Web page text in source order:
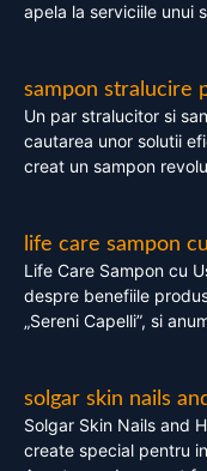
apela la serviciile unui
sampon stralucire
Un par stralucitor si
cautarea unor solutii
creat un sampon
life care sampon
Life Care Sampon cu
despre benefiile
„Sereni Capelli”, si
solgar skin nails
Solgar Skin Nails and
create special pentru